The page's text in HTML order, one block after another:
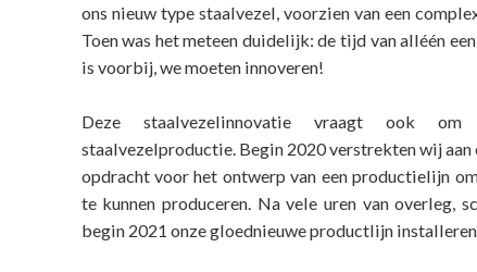
ons nieuw type staalvezel, voorzien van een
Toen was het meteen duidelijk: de tijd van alléén
is voorbij, we moeten innoveren!
Deze staalvezelinnovatie vraagt ook
staalvezelproductie. Begin 2020 verstrekten wij aan
opdracht voor het ontwerp van een productielijn
te kunnen produceren. Na vele uren van overleg,
begin 2021 onze gloednieuwe productlijn